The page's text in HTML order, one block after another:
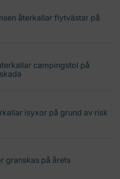
återkallar flytvästar på
campingstol på
isyxor på grund av risk
granskas på årets